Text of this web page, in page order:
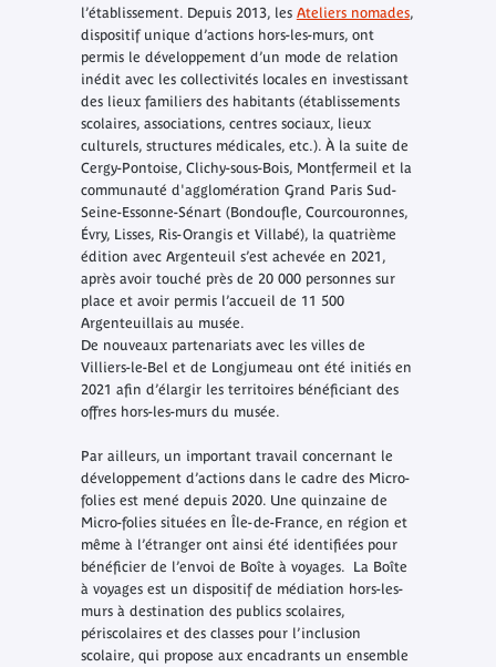
l’établissement. Depuis 2013, les Ateliers nomades,
dispositif unique d’actions hors-les-murs, ont
permis le développement d’un mode de relation
inédit avec les collectivités locales en investissant
des lieux familiers des habitants (établissements
scolaires, associations, centres sociaux, lieux
culturels, structures médicales, etc.). À la suite de
Cergy-Pontoise, Clichy-sous-Bois, Montfermeil et la
communauté d'agglomération Grand Paris Sud-
Seine-Essonne-Sénart (Bondoufle, Courcouronnes,
Évry, Lisses, Ris-Orangis et Villabé), la quatrième
édition avec Argenteuil s’est achevée en 2021,
après avoir touché près de 20 000 personnes sur
place et avoir permis l’accueil de 11 500
Argenteuillais au musée.
De nouveaux partenariats avec les villes de
Villiers-le-Bel et de Longjumeau ont été initiés en
2021 afin d’élargir les territoires bénéficiant des
offres hors-les-murs du musée.
Par ailleurs, un important travail concernant le
développement d’actions dans le cadre des Micro-
folies est mené depuis 2020. Une quinzaine de
Micro-folies situées en Île-de-France, en région et
même à l’étranger ont ainsi été identifiées pour
bénéficier de l’envoi de Boîte à voyages. La Boîte
à voyagesest un dispositif de médiation hors-les-
murs à destination des publics scolaires,
périscolaires et des classes pour l’inclusion
scolaire, qui propose aux encadrants un ensemble